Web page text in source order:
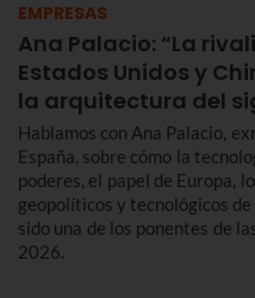
EMPRESAS
Ana Palacio: “La
Estados Unidos y
la arquitectura del
Hablamos con Ana Palacio,
España, sobre cómo la
poderes, el papel de Europa,
geopolíticos y tecnológicos
sido una de los ponentes de
2026.